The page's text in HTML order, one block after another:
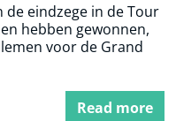
de eindzege in de Tour
hebben gewonnen,
voor de Grand
Read more